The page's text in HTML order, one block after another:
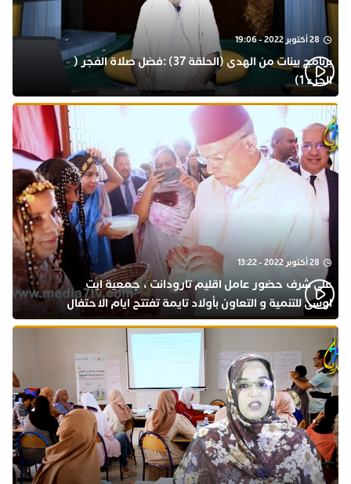
28 أكتوبر 2022 - 19:06
برنامج بينات من الهدى (الحلقة 37) :فضل صلاة الفجر (
الجزء 1)
28 أكتوبر 2022 - 13:22
على شرف حضور عامل اقليم تارودانت ، جمعية ايت
اوسى للتنمية و التعاون بأولاد تايمة تفتتح ايام الاحتفال
بذكرى المولد النبوي